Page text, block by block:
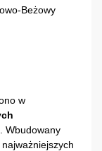
w
. Wbudowany